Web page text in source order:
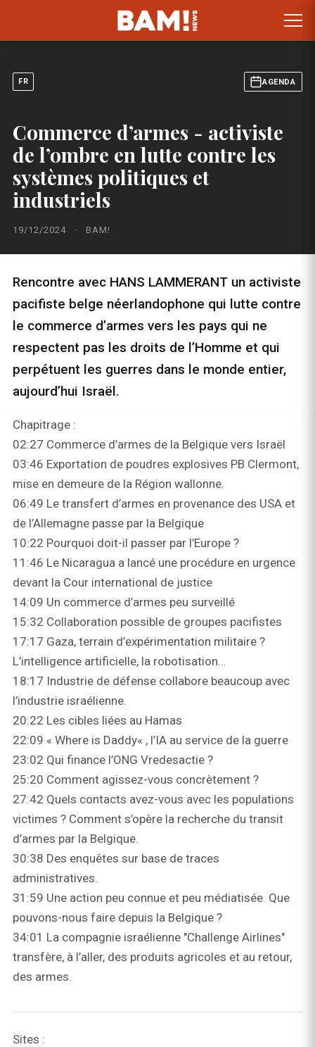
FR AGENDA
Commerce d’armes - activiste
de l’ombre en lutte contre les
systèmes politiques et
industriels
19/12/2024 · BAM!
Rencontre avec HANS LAMMERANT un activiste
pacifiste belge néerlandophone qui lutte contre
le commerce d’armes vers les pays qui ne
respectent pas les droits de l’Homme et qui
perpétuent les guerres dans le monde entier,
aujourd’hui Israël.
Chapitrage :
02:27 Commerce d’armes de la Belgique vers Israël
03:46 Exportation de poudres explosives PB Clermont,
mise en demeure de la Région wallonne.
06:49 Le transfert d’armes en provenance des USA et
de l’Allemagne passe par la Belgique
10:22 Pourquoi doit-il passer par l’Europe ?
11:46 Le Nicaragua a lancé une procédure en urgence
devant la Cour international de justice
14:09 Un commerce d’armes peu surveillé
15:32 Collaboration possible de groupes pacifistes
17:17 Gaza, terrain d’expérimentation militaire ?
L’intelligence artificielle, la robotisation…
18:17 Industrie de défense collabore beaucoup avec
l’industrie israélienne.
20:22 Les cibles liées au Hamas
22:09 « Where is Daddy« , l’IA au service de la guerre
23:02 Qui finance l’ONG Vredesactie ?
25:20 Comment agissez-vous concrètement ?
27:42 Quels contacts avez-vous avec les populations
victimes ? Comment s’opère la recherche du transit
d’armes par la Belgique.
30:38 Des enquêtes sur base de traces
administratives.
31:59 Une action peu connue et peu médiatisée. Que
pouvons-nous faire depuis la Belgique ?
34:01 La compagnie israélienne "Challenge Airlines"
transfère, à l’aller, des produits agricoles et au retour,
des armes.
Sites :